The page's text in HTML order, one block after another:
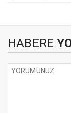
HABERE